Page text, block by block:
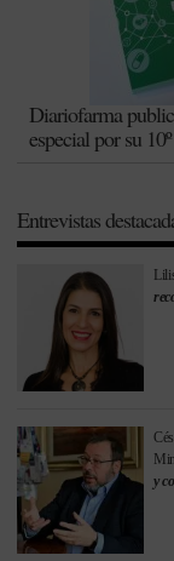
Diariofarma
especial por su
Entrevistas
y